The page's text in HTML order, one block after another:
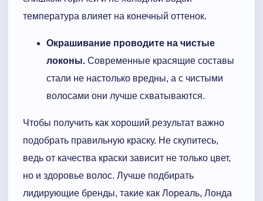
температура влияет на конечный оттенок.
Окрашивание проводите на чистые
локоны. Современные красящие составы
стали не настолько вредны, а с чистыми
волосами они лучше схватываются.
Чтобы получить как хороший результат важно
подобрать правильную краску. Не скупитесь,
ведь от качества краски зависит не только цвет,
но и здоровье волос. Лучше подбирать
лидирующие бренды, такие как Лореаль, Лонда